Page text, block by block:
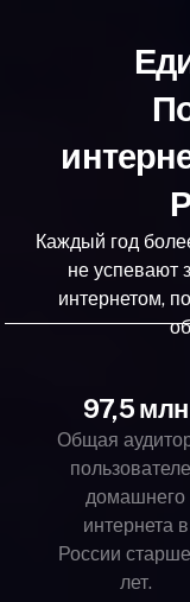
Каждый год
не успевают
интернетом,
97,5 млн
Общая
домашнего
интернета в
России
лет.